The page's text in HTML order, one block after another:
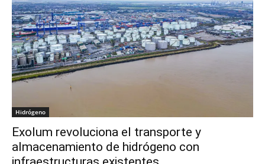
Hidrógeno
Exolum revoluciona el transporte y
almacenamiento de hidrógeno con